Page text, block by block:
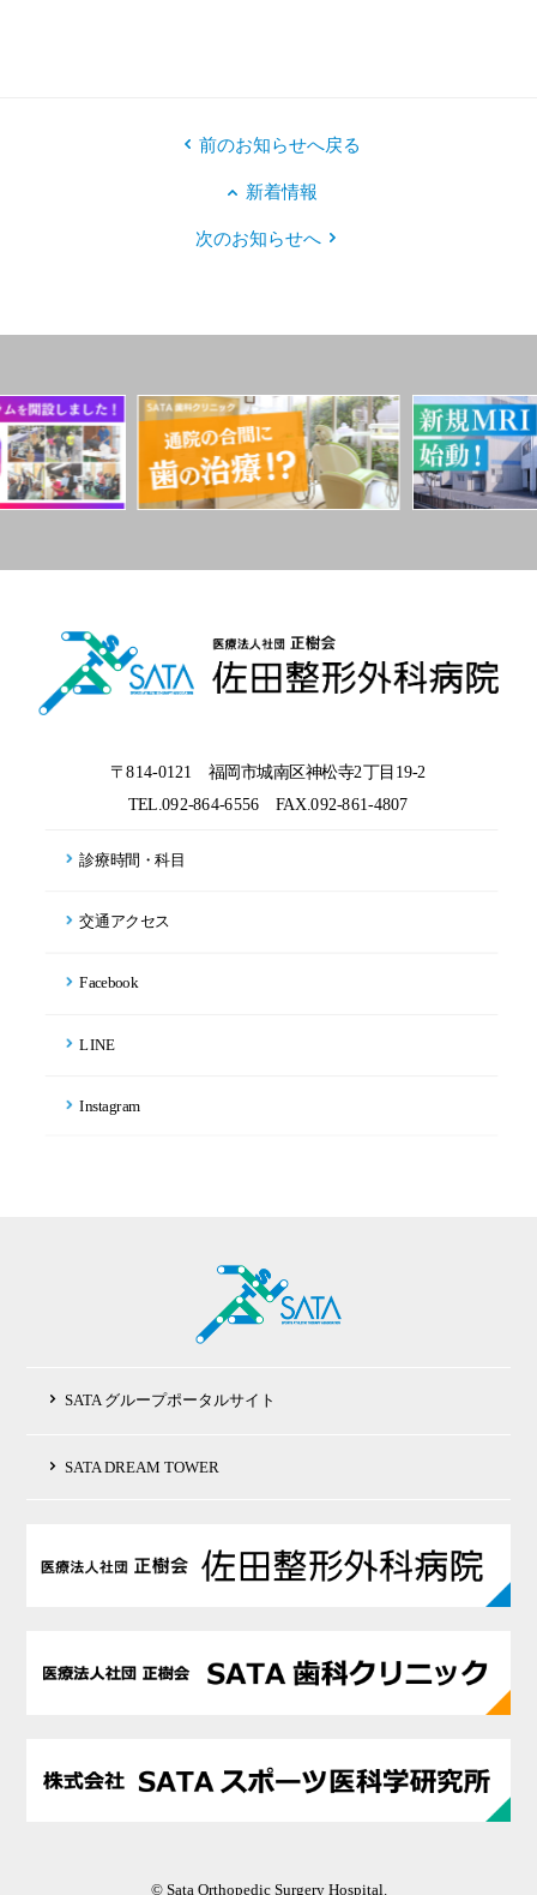
前のお知らせへ戻る
新着情報
次のお知らせへ
〒814-0121 福岡市城南区神松寺2丁目19-2
TEL.092-864-6556 FAX.092-861-4807
診療時間・科目
交通アクセス
Facebook
LINE
Instagram
SATA グループポータルサイト
SATA DREAM TOWER
© Sata Orthopedic Surgery Hospital.